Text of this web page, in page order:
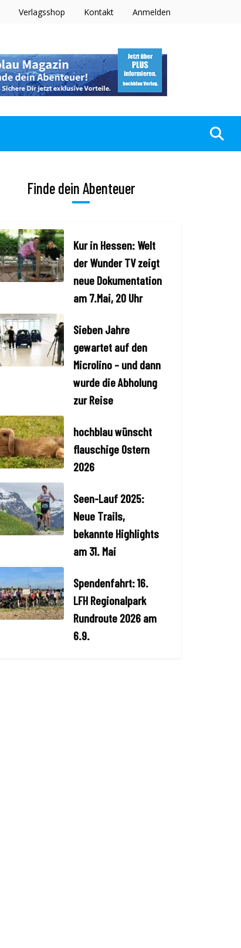
Verlagsshop Kontakt Anmelden
Finde dein Abenteuer
Kur in Hessen: Welt
der Wunder TV zeigt
neue Dokumentation
am 7.Mai, 20 Uhr
Sieben Jahre
gewartet auf den
Microlino – und dann
wurde die Abholung
zur Reise
hochblau wünscht
flauschige Ostern
2026
Seen-Lauf 2025:
Neue Trails,
bekannte Highlights
am 31. Mai
Spendenfahrt: 16.
LFH Regionalpark
Rundroute 2026 am
6.9.